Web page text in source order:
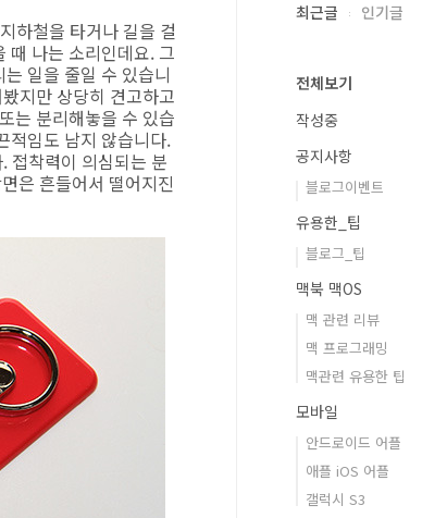
하철을 타거나 길을 걸
때 나는 소리인데요. 그
일을 줄일 수 있습니
지만 상당히 견고하고
는 분리해놓을 수 있습
적임도 남지 않습니다.
접착력이 의심되는 분
은 흔들어서 떨어지진
최근글 인기글
전체보기
작성중
공지사항
블로그이벤트
유용한_팁
블로그_팁
맥북 맥OS
맥 관련 리뷰
맥 프로그래밍
맥관련 유용한 팁
모바일
안드로이드 어플
애플 iOS 어플
갤럭시 S3